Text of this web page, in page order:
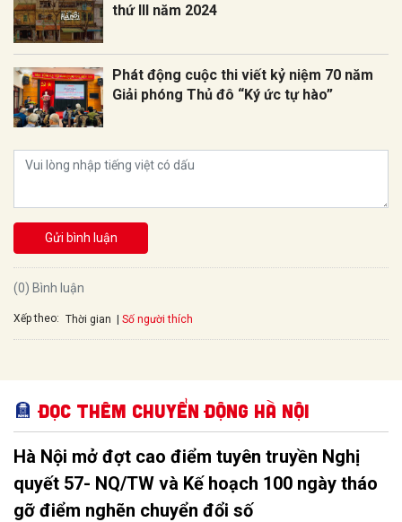
thứ III năm 2024
Phát động cuộc thi viết kỷ niệm 70 năm
Giải phóng Thủ đô “Ký ức tự hào”
Gửi bình luận
(0) Bình luận
Xếp theo: Thời gian Số người thích
Đọc thêm Chuyển động Hà Nội
Hà Nội mở đợt cao điểm tuyên truyền Nghị
quyết 57- NQ/TW và Kế hoạch 100 ngày tháo
gỡ điểm nghẽn chuyển đổi số